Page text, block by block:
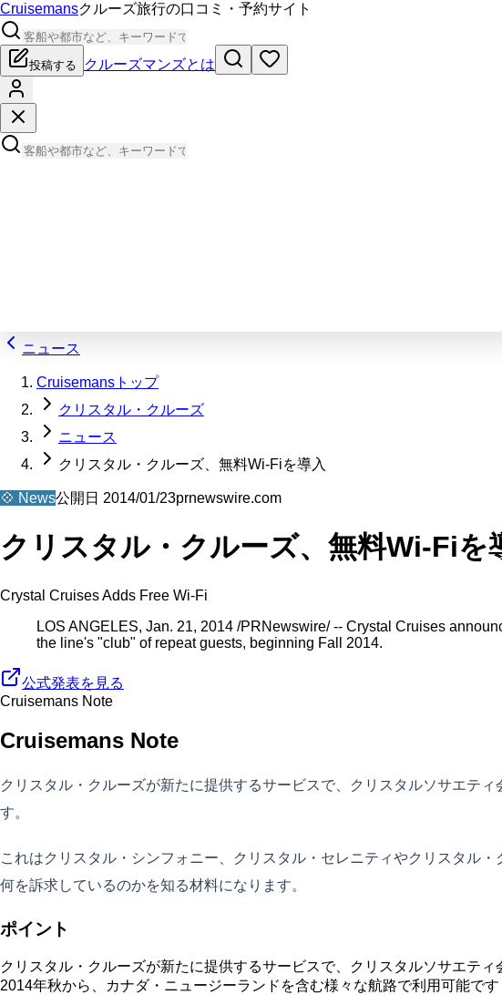
Cruisemansクルーズ旅行の口コミ・予約サイト
投稿する クルーズマンズとは
ニュース
Cruisemansトップ
クリスタル・クルーズ
ニュース
クリスタル・クルーズ、無料Wi-Fiを導入
💠 News公開日 2014/01/23prnewswire.com
クリスタル・クルーズ、無料Wi-Fiを
Crystal Cruises Adds Free Wi-Fi
LOS ANGELES, Jan. 21, 2014 /PRNewswire/ -- Crystal Cruises
the line's "club" of repeat guests, beginning Fall 2014.
公式発表を見る
Cruisemans Note
Cruisemans Note
クリスタル・クルーズが新たに提供するサービスで、クリスタルソサエテ
す。
これはクリスタル・シンフォニー、クリスタル・セレニティやクリスタル
何を訴求しているのかを知る材料になります。
ポイント
クリスタル・クルーズが新たに提供するサービスで、クリスタルソサエテ
2014年秋から、カナダ・ニュージーランドを含む様々な航路で利用可能です